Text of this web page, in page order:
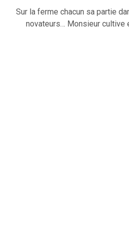
Sur la ferme chacun sa partie
novateurs… Monsieur cultive